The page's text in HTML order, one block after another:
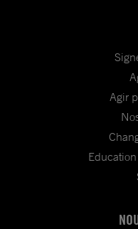
Agir